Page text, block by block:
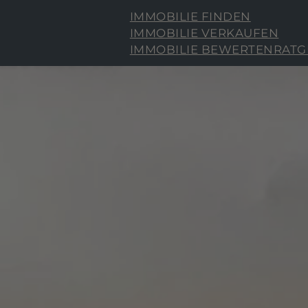
IMMOBILIE FINDEN
IMMOBILIE VERKAUFEN
IMMOBILIE BEWERTEN